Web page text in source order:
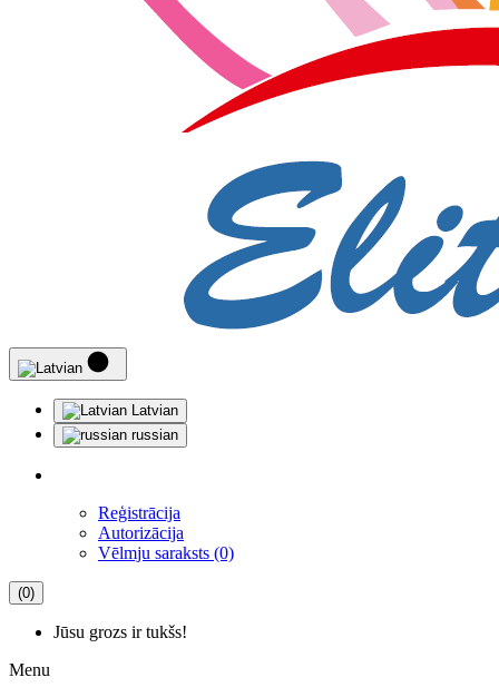
Latvian
russian
Reģistrācija
Autorizācija
Vēlmju saraksts (0)
(0)
Jūsu grozs ir tukšs!
Menu